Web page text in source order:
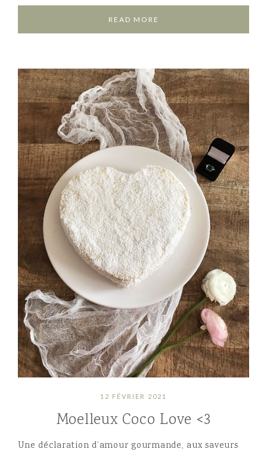
READ MORE
12 FÉVRIER 2021
Moelleux Coco Love <3
Une déclaration d’amour gourmande, aux saveurs